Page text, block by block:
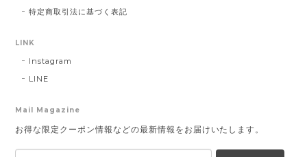
特定商取引法に基づく表記
LINK
Instagram
LINE
Mail Magazine
お得な限定クーポン情報などの最新情報をお届けいたします。